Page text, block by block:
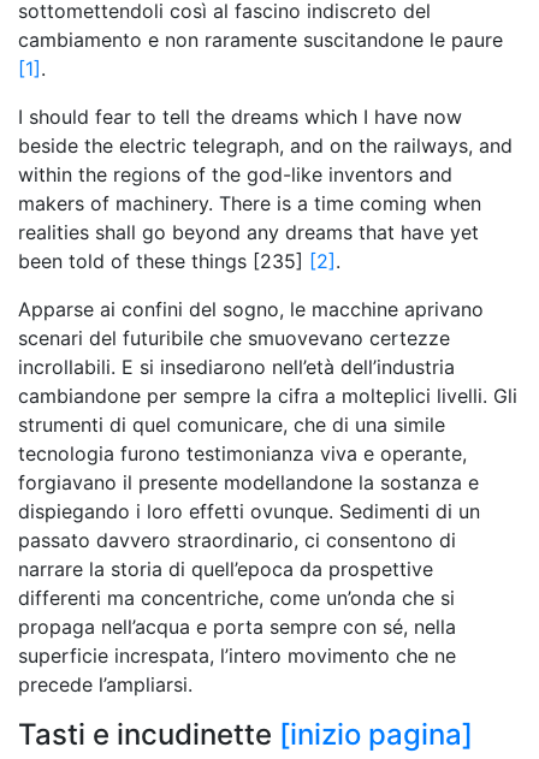
sottomettendoli così al fascino indiscreto del
cambiamento e non raramente suscitandone le paure
[1] .
I should fear to tell the dreams which I have now
beside the electric telegraph, and on the railways, and
within the regions of the god-like inventors and
makers of machinery. There is a time coming when
realities shall go beyond any dreams that have yet
been told of these things [235] [2] .
Apparse ai confini del sogno, le macchine aprivano
scenari del futuribile che smuovevano certezze
incrollabili. E si insediarono nell’età dell’industria
cambiandone per sempre la cifra a molteplici livelli. Gli
strumenti di quel comunicare, che di una simile
tecnologia furono testimonianza viva e operante,
forgiavano il presente modellandone la sostanza e
dispiegando i loro effetti ovunque. Sedimenti di un
passato davvero straordinario, ci consentono di
narrare la storia di quell’epoca da prospettive
differenti ma concentriche, come un’onda che si
propaga nell’acqua e porta sempre con sé, nella
superficie increspata, l’intero movimento che ne
precede l’ampliarsi.
Tasti e incudinette [inizio pagina]